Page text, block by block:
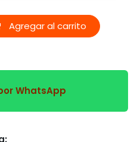
Agregar al carrito
WhatsApp
entrega: